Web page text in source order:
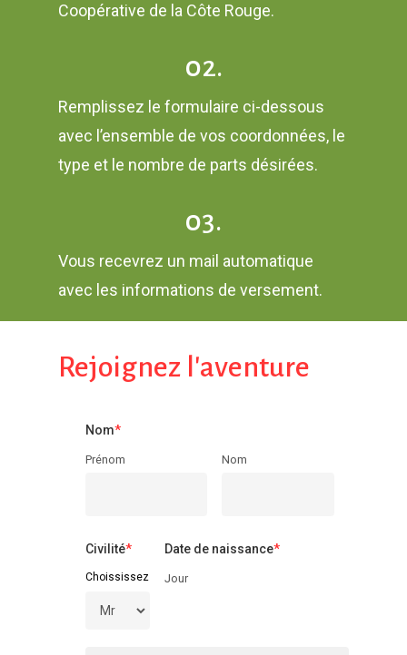
Coopérative de la Côte Rouge.
02.
Remplissez le formulaire ci-dessous
avec l’ensemble de vos coordonnées, le
type et le nombre de parts désirées.
03.
Vous recevrez un mail automatique
avec les informations de versement.
Rejoignez l'aventure
Nom*
Prénom Nom
Civilité*
Choississez
Date de naissance*
Jour